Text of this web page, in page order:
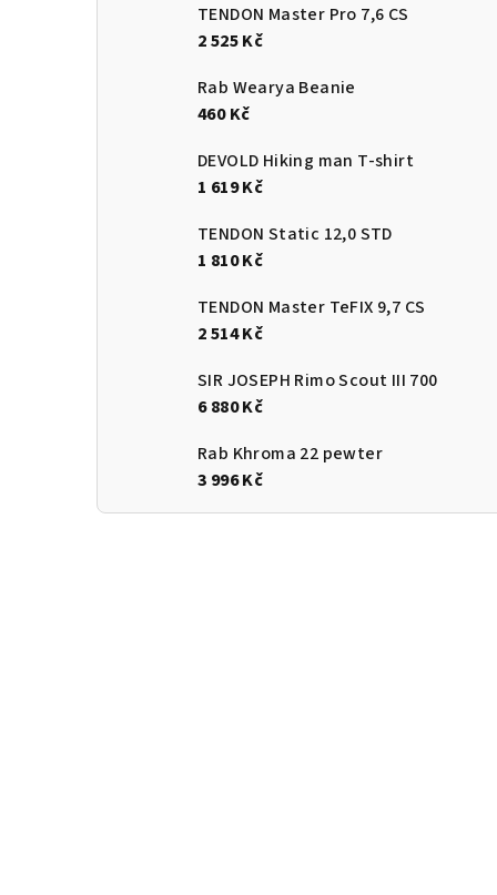
TENDON Master Pro 7,6 CS
2 525 Kč
Rab Wearya Beanie
460 Kč
DEVOLD Hiking man T-shirt
1 619 Kč
TENDON Static 12,0 STD
1 810 Kč
TENDON Master TeFIX 9,7 CS
2 514 Kč
SIR JOSEPH Rimo Scout III 700
6 880 Kč
Rab Khroma 22 pewter
3 996 Kč